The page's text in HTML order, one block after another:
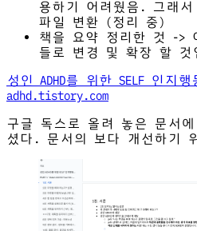
용하기 어려웠음. 그래
파일 변환 (정리 중)
책을 요약 정리한 것 ->
들로 변경 및 확장 할 것
성인 ADHD를 위한 SELF 인
adhd.tistory.com
구글 독스로 올려 놓은 문서
셨다. 문서의 보다 개선하기